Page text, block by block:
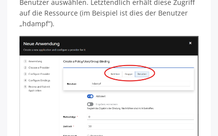
Benutzer auswählen. Letztendlich erhält diese Zugriff
auf die Ressource (im Beispiel ist dies der Benutzer
„hdampf”).